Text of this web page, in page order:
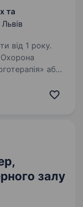
та
Львів
від 1 року.
або
залу